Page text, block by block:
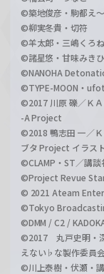
©築地俊彦・駒都え
©柳実冬貴・切符
©羊太郎・三嶋くろね
©諸星悠・甘味みき
©NANOHA
©TYPE-MOON・
©2017 川原 礫／Ｋ
-A Project
©2018 鴨志田 一／
ブタ Project イラス
©CLAMP・ST／講談
©Project Revue
© 2021 Ateam
©Tokyo
©DMM / C2 /
©2017 丸戸史明・
えない♭な製作委員
©川上泰樹・伏瀬・